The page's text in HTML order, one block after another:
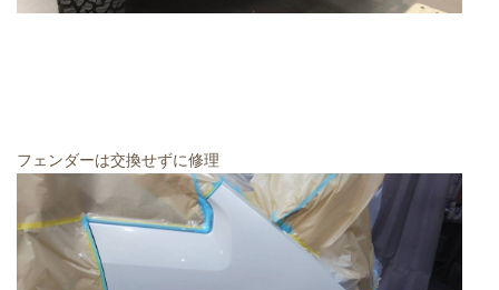
フェンダーは交換せずに修理